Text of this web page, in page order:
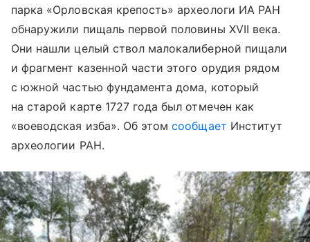
парка «Орловская крепость» археологи ИА РАН
обнаружили пищаль первой половины XVII века.
Они нашли целый ствол малокалиберной пищали
и фрагмент казенной части этого орудия рядом
с южной частью фундамента дома, который
на старой карте 1727 года был отмечен как
«воеводская изба». Об этомсообщает Институт
археологии РАН.